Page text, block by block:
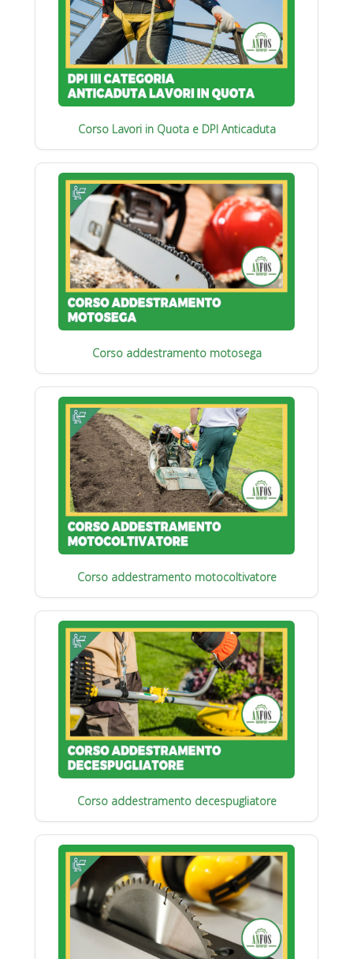
Corso Lavori in Quota e DPI Anticaduta
Corso addestramento motosega
Corso addestramento motocoltivatore
Corso addestramento decespugliatore